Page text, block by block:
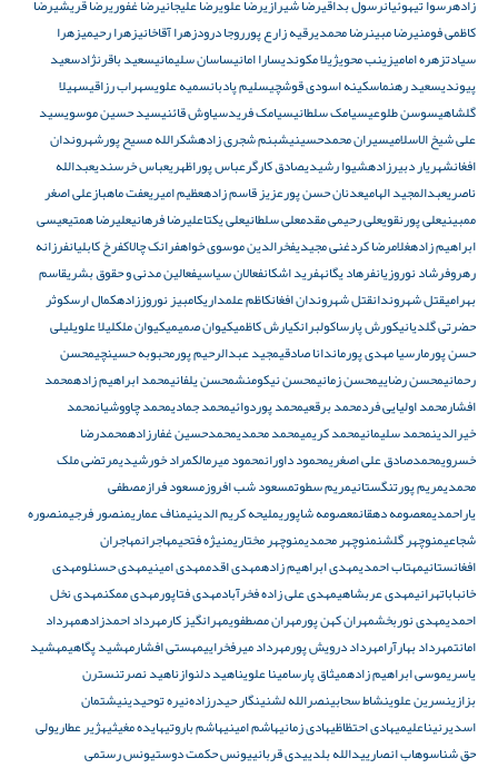
زادهرسوا تیهوئیانرسول بداقیرضا شیرازیرضا علویرضا علیجانیرضا غفوریرضا قریشیرضا
کاظمی فومنیرضا مبینرضا محمدیرقیه زارع پورروجا درودزهرا آقاخانیزهرا رحیمیزهرا
سیادتزهره امامیزینب محویژیلا مکوندیسارا امانیساسان سلیمانیسعید باقرنژادسعید
پیوندیسعید رهنماسکینه اسودی قوشچیسلیم پادبانسمیه علویسهراب رزاقیسهیلا
گلشاهیسوسن طلوعیسیامک سلطانیسیامک فریدسیاوش قائنیسید حسین موسویسید
علی شیخ الاسلامیسیران محمدحسینیشبنم شجری زادهشکرالله مسیح پورشهروندان
افغانشهریار دبیرزادهشیوا رشیدیصادق کارگرعباس پوراظهریعباس خرسندیعبدالله
ناصریعبدالمجید الهامیعدنان حسن پورعزیز قاسم زادهعظیم امیریعفت ماهبازعلی اصغر
ممبینیعلی پورنقویعلی رحیمی مقدمعلی سلطانیعلی یکتاعلیرضا فرهانیعلیرضا همتیعیسی
ابراهیم زادهغلامرضا کردغنی مجیدیفخرالدین موسوی خواهفرانک چالاکفرخ کابلیانفرزانه
رهروفرشاد نوروزیانفرهاد یگانهفرید اشکانفعالان سیاسیفعالین مدنی و حقوق بشریقاسم
بهرامیقتل شهروندانقتل شهروندان افغانکاظم علمداریکامبیز نوروززادهکمال ارسکوثر
حضرتی گلدیانیکورش پارساکولبرانکیارش کاظمیکیوان صمیمیکیوان ملکلیلا علویلیلی
حسن پورمارسیا مهدی پورماندانا صادقیمجید عبدالرحیم پورمحبوبه حسینچیمحسن
رحمانیمحسن رضاییمحسن زمانیمحسن نیکومنشمحسن یلفانیمحمد ابراهیم زادهمحمد
افشارمحمد اولیایی فردمحمد برقعیمحمد پوردوائیمحمد جمادیمحمد چاووشیانمحمد
خیرالدینمحمد سلیمانیمحمد کریمیمحمد محمدیمحمدحسین غفارزادهمحمدرضا
خسرویمحمدصادق علی اصغریمحمود داورانمحمود میرمالکمراد خورشیدیمرتضی ملک
محمدیمریم پورتنگستانیمریم سطوتمسعود شب افروزمسعود فرازمصطفی
یاراحمدیمعصومه دهقانمعصومه شاپوریملیحه کریم الدینیمناف عماریمنصور فرجیمنصوره
شجاعیمنوچهر گلشنمنوچهر محمدیمنوچهر مختاریمنیژه فتحیمهاجرانمهاجران
افغانستانیمهتاب احمدیمهدی ابراهیم زادهمهدی اقدممهدی امینیمهدی حسنلومهدی
خانباباتهرانیمهدی عربشاهیمهدی علی زاده فخرآبادمهدی فتاپورمهدی ممکنمهدی نخل
احمدیمهدی نوربخشمهران کهن پورمهران مصطفویمهرانگیز کارمهرداد احمدزادهمهرداد
امانتمهرداد بهارآرامهرداد درویش پورمهرداد میرفخراییمهستی افشارمهشید پگاهیمهشید
یاسریموسی ابراهیم زادهمیثاق پارسامینا علویناهید دلنوازناهید نصرتنسترن
بزازینسرین علوینشاط سحابینصرالله لشنینگار حیدرزادەنیره توحیدینیشتمان
اسدیرنیناعلیمیهادی احتظاظیهادی زمانیهاشم امینیهاشم باروتیهایده مغیثیهژیر عطاریولی
حق شناسوهاب انصارییدالله بلدییدی قربانییونس حکمت دوستیونس رستمی